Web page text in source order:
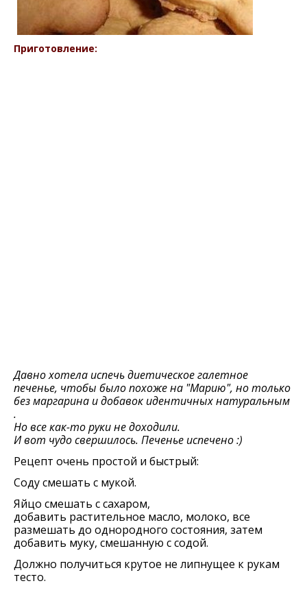
Приготовление:
Давно хотела испечь диетическое галетное
печенье, чтобы было похоже на "Марию", но только
без маргарина и добавок идентичных натуральным
.
Но все как-то руки не доходили.
И вот чудо свершилось. Печенье испечено :)
Рецепт очень простой и быстрый:
Соду смешать с мукой.
Яйцо смешать с сахаром,
добавить растительное масло, молоко, все
размешать до однородного состояния, затем
добавить муку, смешанную с содой.
Должно получиться крутое не липнущее к рукам
тесто.